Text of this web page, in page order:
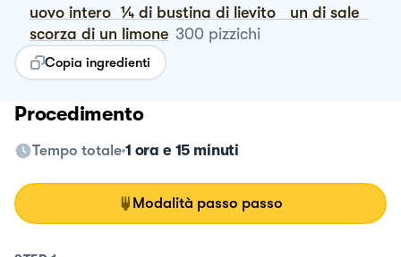
uovo intero ¼ di bustina di lievito un di sale
scorza di un limone 300 pizzichi
Copia ingredienti
Procedimento
Tempo totale 1 ora e 15 minuti
Modalità passo passo